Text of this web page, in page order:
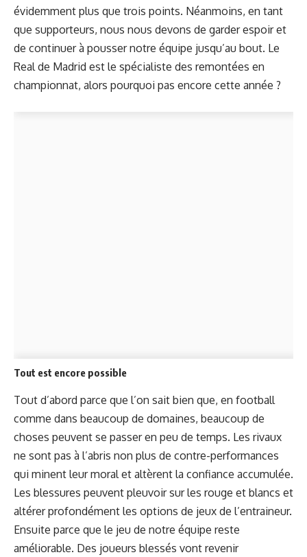
évidemment plus que trois points. Néanmoins, en tant
que supporteurs, nous nous devons de garder espoir et
de continuer à pousser notre équipe jusqu’au bout. Le
Real de Madrid est le spécialiste des remontées en
championnat, alors pourquoi pas encore cette année ?
Tout est encore possible
Tout d’abord parce que l’on sait bien que, en football
comme dans beaucoup de domaines, beaucoup de
choses peuvent se passer en peu de temps. Les rivaux
ne sont pas à l’abris non plus de contre-performances
qui minent leur moral et altèrent la confiance accumulée.
Les blessures peuvent pleuvoir sur les rouge et blancs et
altérer profondément les options de jeux de l’entraineur.
Ensuite parce que le jeu de notre équipe reste
améliorable. Des joueurs blessés vont revenir